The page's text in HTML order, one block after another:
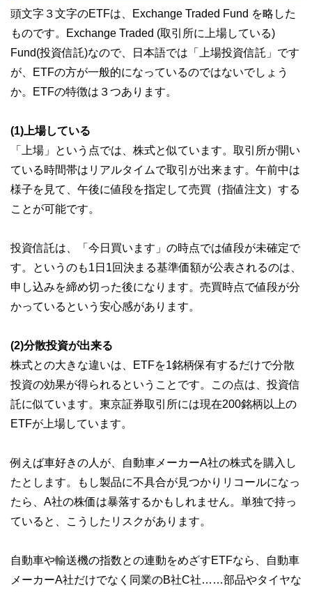
頭文字３文字のETFは、Exchange Traded Fund を略した
ものです。Exchange Traded (取引所に上場している)
Fund(投資信託)なので、日本語では「上場投資信託」です
が、ETFの方が一般的になっているのではないでしょう
か。ETFの特徴は３つあります。
(1)上場している
「上場」という点では、株式と似ています。取引所が開い
ている時間帯はリアルタイムで取引が出来ます。午前中は
様子を見て、午後に値段を指定して売買（指値注文）する
ことが可能です。
投資信託は、「今日買います」の時点では値段が未確定で
す。というのも1日1回決まる基準価額が公表されるのは、
申し込みを締め切った後になります。売買時点で値段が分
かっているという安心感があります。
(2)分散投資が出来る
株式との大きな違いは、ETFを1銘柄保有するだけで分散
投資の効果が得られるということです。この点は、投資信
託に似ています。東京証券取引所には現在200銘柄以上の
ETFが上場しています。
例えば車好きの人が、自動車メーカーA社の株式を購入し
たとします。もし製品に不具合が見つかりリコールになっ
たら、A社の株価は暴落するかもしれません。単独で持っ
ていると、こうしたリスクがあります。
自動車や輸送機の指数との連動をめざすETFなら、自動車
メーカーA社だけでなく同業のB社C社……部品やタイヤな